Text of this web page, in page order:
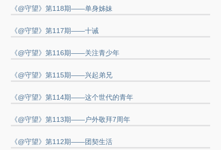
《@守望》第118期——单身姊妹
《@守望》第117期——十诫
《@守望》第116期——关注青少年
《@守望》第115期——兴起弟兄
《@守望》第114期——这个世代的青年
《@守望》第113期——户外敬拜7周年
《@守望》第112期——团契生活